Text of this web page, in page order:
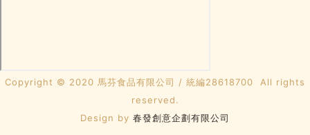
Copyright © 2020 馬芬食品有限公司 / 統編28618700 All rights
reserved.
​Design by 春發創意企劃有限公司